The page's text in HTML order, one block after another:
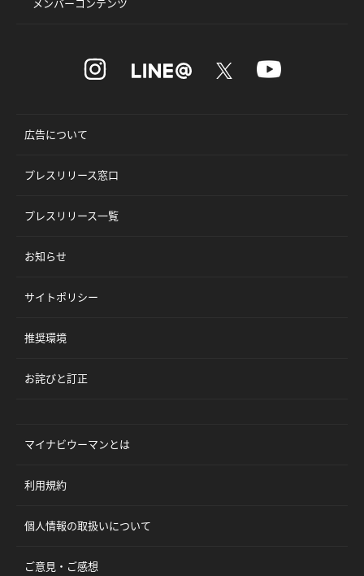
メンバーコンテンツ
広告について
プレスリリース窓口
プレスリリース一覧
お知らせ
サイトポリシー
推奨環境
お詫びと訂正
マイナビウーマンとは
利用規約
個人情報の取扱いについて
ご意見・ご感想